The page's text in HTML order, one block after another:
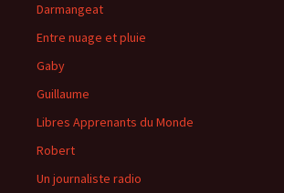
Darmangeat
Entre nuage et pluie
Gaby
Guillaume
Libres Apprenants du Monde
Robert
Un journaliste radio